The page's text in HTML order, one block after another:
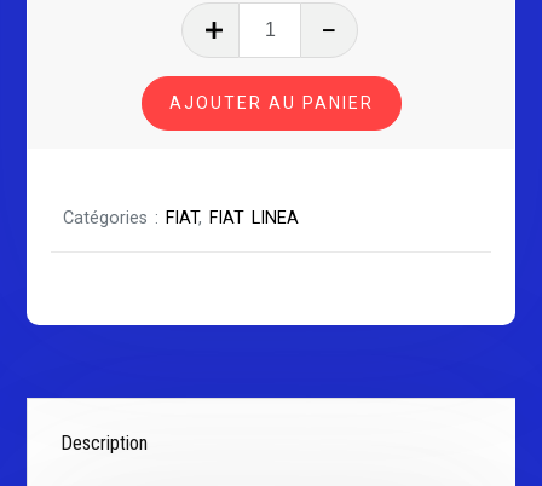
quantité
FIAT
LINEA
AJOUTER AU PANIER
Catégories : FIAT, FIAT LINEA
Description